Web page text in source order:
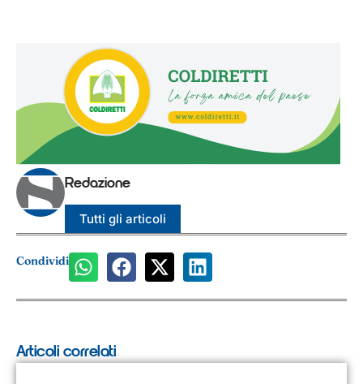
Redazione
Tutti gli articoli
Condividi
Articoli correlati